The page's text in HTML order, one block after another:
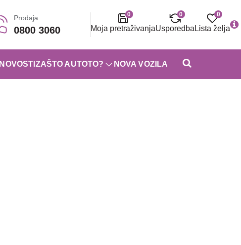
Prodaja
0800 3060
0
Moja pretraživanja
0
Usporedba
0
Lista želja
NOVOSTI ZAŠTO AUTOTO? NOVA VOZILA